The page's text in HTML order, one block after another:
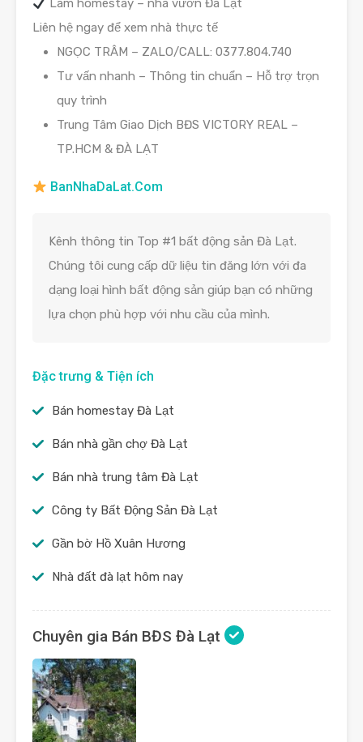
Làm homestay – nhà vườn Đà Lạt
Liên hệ ngay để xem nhà thực tế
NGỌC TRÂM – ZALO/CALL: 0377.804.740
Tư vấn nhanh – Thông tin chuẩn – Hỗ trợ trọn
quy trình
Trung Tâm Giao Dịch BĐS VICTORY REAL –
TP.HCM & ĐÀ LẠT
BanNhaDaLat.Com
Kênh thông tin Top #1 bất động sản Đà Lạt.
Chúng tôi cung cấp dữ liệu tin đăng lớn với đa
dạng loại hình bất động sản giúp bạn có những
lựa chọn phù hợp với nhu cầu của mình.
Đặc trưng & Tiện ích
Bán homestay Đà Lạt
Bán nhà gần chợ Đà Lạt
Bán nhà trung tâm Đà Lạt
Công ty Bất Động Sản Đà Lạt
Gần bờ Hồ Xuân Hương
Nhà đất đà lạt hôm nay
Chuyên gia Bán BĐS Đà Lạt